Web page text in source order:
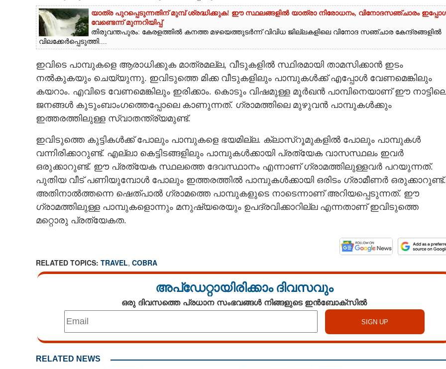
CONTACT US
യാത്ര പുറപ്പെടുന്നതിന് മുമ്പ് ശ്രദ്ധിക്കുക! ഈ സ്ഥലങ്ങളിൽ യാത്രാ നിരോധനം,​ വിനോദസഞ്ചാരം
വേണ്ടെന്ന് മുന്നറിയിപ്പ്
തിരുവന്തപുരം: കേരളത്തിൽ കനത്ത മഴയെത്തുടർന്ന് വിവിധ ജില്ലകളിലെ വിനോദ സഞ്ചാര കേന്ദ്രങ്ങളിൽ
വിലക്കേർപ്പെടുത്തി....
ഇവിടെ പാമ്പുകളെ ആരാധിക്കുക മാത്രമല്ല, വീടുകളിൽ സ്ഥിരമായി താമസിക്കാൻ ഇടം
നൽകുകയും ചെയ്യുന്നു. ഇവിടുത്തെ മിക്ക വീടുകളിലും പാമ്പുകൾക്ക് എപ്പോൾ വേണമെങ്കിലും
കയറാം. എവിടെ വേണമെങ്കിലും ഇരിക്കാം. കൊടും വിഷമുള്ള മൂർഖൻ പാമ്പിനെയാണ് ഈ
ജനങ്ങൾ കുടുംബാംഗത്തെപ്പോലെ കാണുന്നത്. ഗ്രാമത്തിലെ മുഴുവൻ പാമ്പുകൾക്കും
ഇത്തരത്തിലുള്ള സ്വാതന്ത്ര്യമുണ്ട്. ‌‌
ഇവിടുത്തെ കുട്ടികൾക്ക് പോലും പാമ്പുകളെ ഭയമില്ല. ക്ലാസ്റൂമുകളിൽ പോലും പാമ്പുകൾ
വന്നിരിക്കാറുണ്ട്. എല്ലാ കെട്ടിടങ്ങളിലും പാമ്പുകൾക്കായി പ്രത്യേക വാസസ്ഥലം ഇവർ
ഒരുക്കാറുണ്ട്. ഈ പ്രത്യേക സ്ഥലത്തെ ദേവസ്ഥാനം എന്നാണ് ഗ്രാമത്തിലുള്ളവർ പറയുന്നത്.
പുതിയ വീട് പണിയുമ്പോൾ പോലും ഇത്തരത്തിൽ പാമ്പുകൾക്കായി ഒരിടം ഗ്രാമീണർ ഒരുക്കാറുണ്ട്.
അതിനാൽത്തന്നെ ഷെത്‌പാൽ ഗ്രാമത്തെ പാമ്പുകളുടെ നാടെന്നാണ് അറിയപ്പെടുന്നത്. ഈ
ഗ്രാമത്തിലുള്ള പാമ്പുകളൊന്നും മനുഷ്യരെയും ഉപദ്രവിക്കാറില്ല എന്നതാണ് ഇവിടുത്തെ
മറ്റൊരു പ്രത്യേകത.
RELATED TOPICS: TRAVEL, COBRA
അപ്ഡേറ്റായിരിക്കാം ദിവസവും
ഒരു ദിവസത്തെ പ്രധാന സംഭവങ്ങൾ നിങ്ങളുടെ ഇൻബോക്സിൽ
RELATED NEWS